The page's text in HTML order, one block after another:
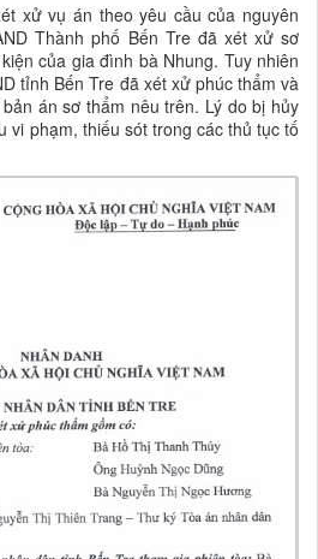
xử vụ án theo yêu cầu của nguyên
Thành phố Bến Tre đã xét xử sơ
của gia đình bà Nhung. Tuy nhiên
tỉnh Bến Tre đã xét xử phúc thẩm và
án sơ thẩm nêu trên. Lý do bị hủy
vi phạm, thiếu sót trong các thủ tục tố